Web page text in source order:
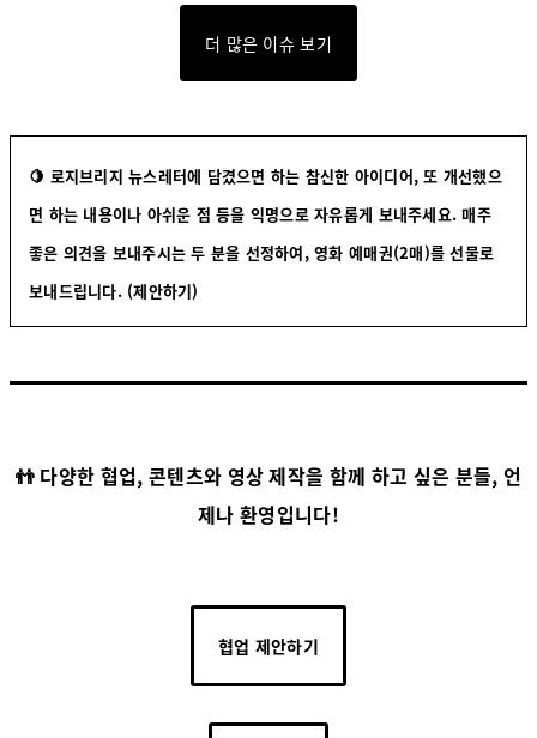
더 많은 이슈 보기
🍋 로지브리지 뉴스레터에 담겼으면 하는 참신한 아이디어, 또 개선했으
면 하는 내용이나 아쉬운 점 등을 익명으로 자유롭게 보내주세요. 매주
좋은 의견을 보내주시는 두 분을 선정하여, 영화 예매권(2매)를 선물로
보내드립니다.(제안하기)
👬 다양한 협업, 콘텐츠와 영상 제작을 함께 하고 싶은 분들, 언
제나 환영입니다!
협업 제안하기